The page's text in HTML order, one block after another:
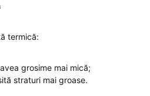
termică:
grosime mai mică;
straturi mai groase.